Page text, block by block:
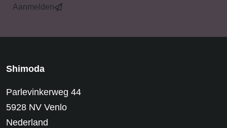
Aanmelden
Shimoda
Parlevinkerweg 44
5928 NV Venlo
Nederland